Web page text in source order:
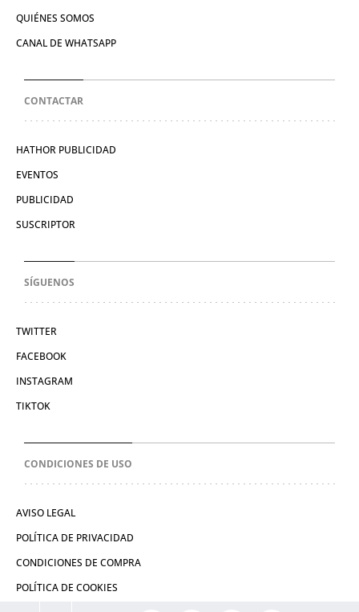
QUIÉNES SOMOS
CANAL DE WHATSAPP
CONTACTAR
HATHOR PUBLICIDAD
EVENTOS
PUBLICIDAD
SUSCRIPTOR
SÍGUENOS
TWITTER
FACEBOOK
INSTAGRAM
TIKTOK
CONDICIONES DE USO
AVISO LEGAL
POLÍTICA DE PRIVACIDAD
CONDICIONES DE COMPRA
POLÍTICA DE COOKIES